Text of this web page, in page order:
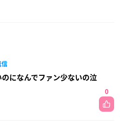
信
になんでファン少ないの泣
0